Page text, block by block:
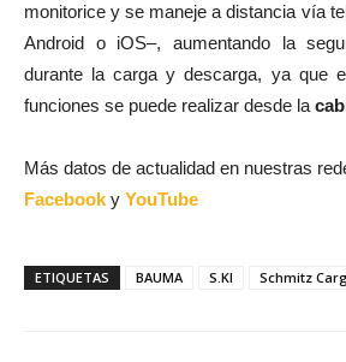
monitorice y se maneje a distancia vía
Android o iOS–, aumentando la
durante la carga y descarga, ya que
funciones se puede realizar desde la
Más datos de actualidad en nuestras
Facebook y YouTube
ETIQUETAS BAUMA S.KI Schmitz